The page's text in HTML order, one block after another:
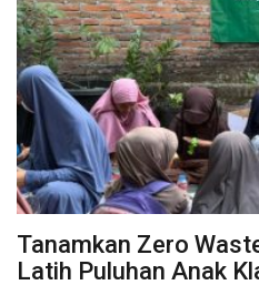
Tanamkan Zero
Latih Puluhan Anak